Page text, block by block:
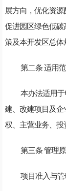
展方向，优化资
促进园区绿色低
策及本开发区总体
第二条 适用
本办法适用
建、改建项目及企
权、主营业务、投
第三条 管理
项目准入与管